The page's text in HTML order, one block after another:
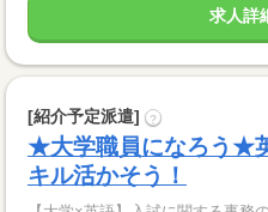
求人詳
[紹介予定派遣] ?
★大学職員になろう★
キル活かそう！